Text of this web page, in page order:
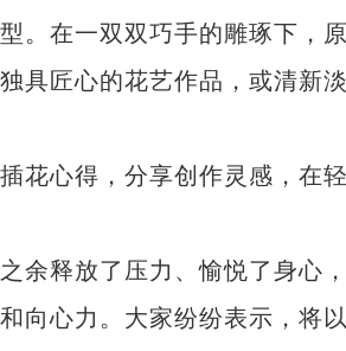
。在一双双巧手的雕琢下，
具匠心的花艺作品，或清新
心得，分享创作灵感，在
释放了压力、愉悦了身心
向心力。大家纷纷表示，将